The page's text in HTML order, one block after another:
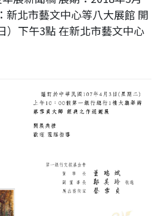
新北市藝文中心等八大展館 開
）下午3點 在新北市藝文中心